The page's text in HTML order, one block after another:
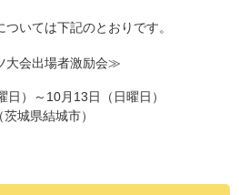
いては下記のとおりです。
大会出場者激励会≫
）～10月13日（日曜日）
城県結城市）